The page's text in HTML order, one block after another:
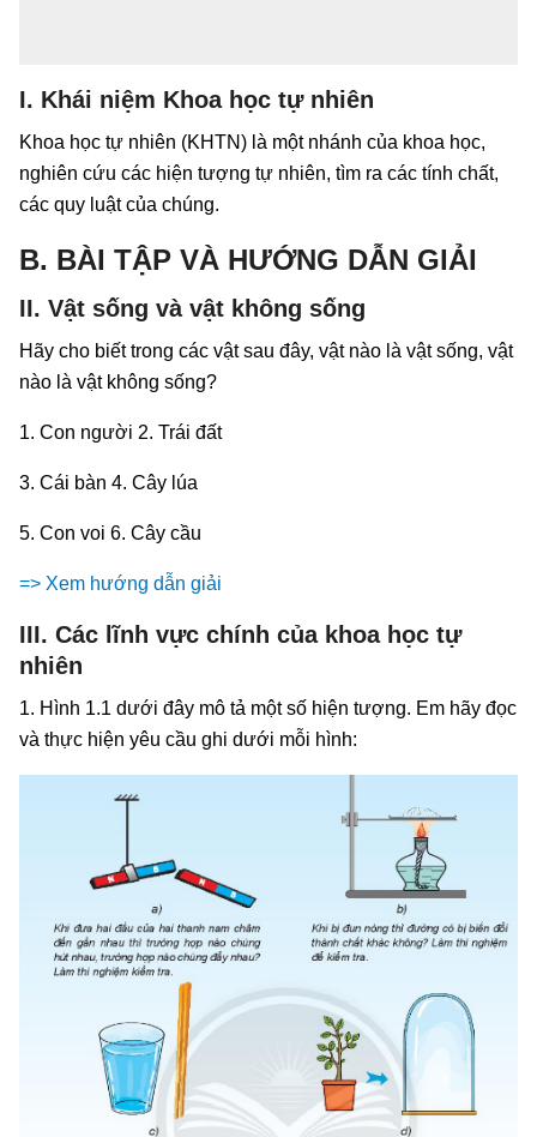
I. Khái niệm Khoa học tự nhiên
Khoa học tự nhiên (KHTN) là một nhánh của khoa học,
nghiên cứu các hiện tượng tự nhiên, tìm ra các tính chất,
các quy luật của chúng.
B. BÀI TẬP VÀ HƯỚNG DẪN GIẢI
II. Vật sống và vật không sống
Hãy cho biết trong các vật sau đây, vật nào là vật sống, vật
nào là vật không sống?
1. Con người 2. Trái đất
3. Cái bàn 4. Cây lúa
5. Con voi 6. Cây cầu
=> Xem hướng dẫn giải
III. Các lĩnh vực chính của khoa học tự
nhiên
1. Hình 1.1 dưới đây mô tả một số hiện tượng. Em hãy đọc
và thực hiện yêu cầu ghi dưới mỗi hình: